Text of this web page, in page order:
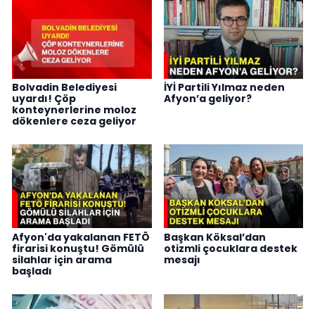
Bolvadin Belediyesi
uyardı! Çöp
konteynerlerine moloz
dökenlere ceza geliyor
İYİ Partili Yılmaz neden
Afyon’a geliyor?
Afyon'da yakalanan FETÖ
firarisi konuştu! Gömülü
silahlar için arama
başladı
Başkan Köksal’dan
otizmli çocuklara destek
mesajı